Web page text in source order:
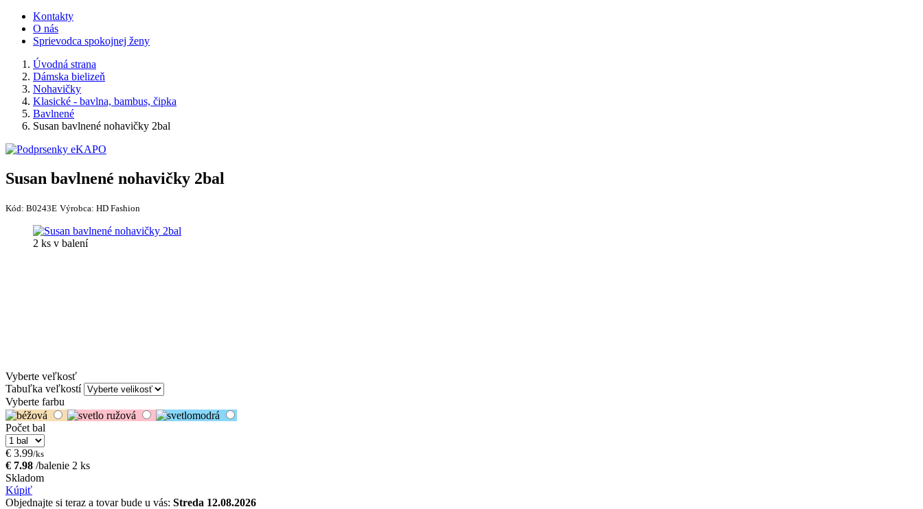
Kontakty
O nás
Sprievodca spokojnej ženy
Úvodná strana
Dámska bielizeň
Nohavičky
Klasické - bavlna, bambus, čipka
Bavlnené
Susan bavlnené nohavičky 2bal
Susan bavlnené nohavičky 2bal
Kód: B0243E Výrobca: HD Fashion
2 ks v balení
Vyberte veľkosť
Tabuľka veľkostí
Vyberte farbu
Počet bal
€ 3.99/ks
€ 7.98 /balenie 2 ks
Skladom
Kúpiť
Objednajte si teraz a tovar bude u vás: Streda 12.08.2026